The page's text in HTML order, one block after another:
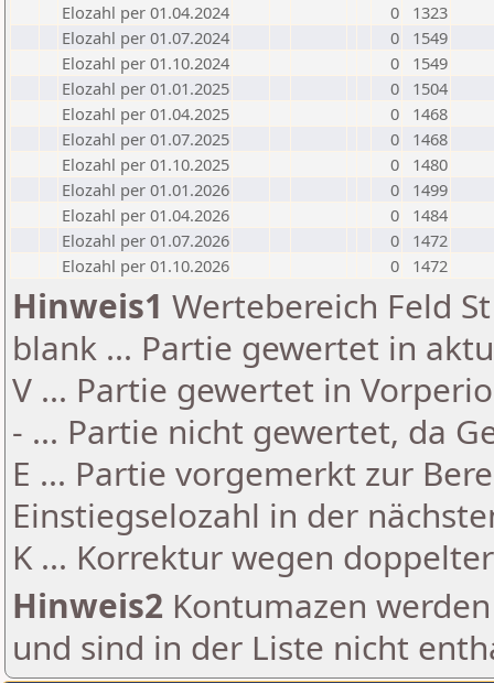
Elozahl per 01.04.2024
0
1323
Elozahl per 01.07.2024
0
1549
Elozahl per 01.10.2024
0
1549
Elozahl per 01.01.2025
0
1504
Elozahl per 01.04.2025
0
1468
Elozahl per 01.07.2025
0
1468
Elozahl per 01.10.2025
0
1480
Elozahl per 01.01.2026
0
1499
Elozahl per 01.04.2026
0
1484
Elozahl per 01.07.2026
0
1472
Elozahl per 01.10.2026
0 1472
Hinweis1 Wertebereich Feld
blank ... Partie gewertet in
V ... Partie gewertet in
- ... Partie nicht gewertet, da
E ... Partie vorgemerkt zur
Einstiegselozahl in der
K ... Korrektur wegen
Hinweis2 Kontumazen
und sind in der Liste nicht